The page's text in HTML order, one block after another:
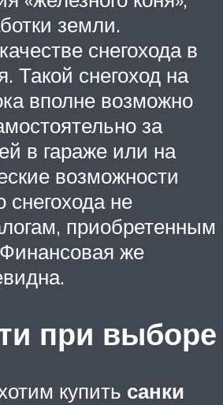
земли.
снегохода в
Такой снегоход на
вполне возможно
за
в гараже или на
возможности
снегохода не
приобретенным
же
при выборе
купить санки